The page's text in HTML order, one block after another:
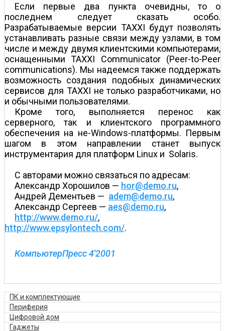
Если первые два пункта очевидны, то о
последнем следует сказать особо.
Разрабатываемые версии TAXXI будут позволять
устанавливать разные связи между узлами, в том
числе и между двумя клиентскими компьютерами,
оснащенными TAXXI Communicator (Peer-to-Peer
communications). Мы надеемся также поддержать
возможность создания подобных динамических
сервисов для TAXXI не только разработчиками, но
и обычными пользователями.
Кроме того, выполняется перенос как
серверного, так и клиентского программного
обеспечения на не-Windows-платформы. Первым
шагом в этом направлении станет выпуск
инструментария для платформ Linux и Solaris.
С авторами можно связаться по адресам:
Александр Хорошилов — hor@demo.ru,
Андрей Дементьев — adem@demo.ru,
Александр Сергеев — aes@demo.ru,
http://www.demo.ru/,
http://www.epsylontech.com/.
КомпьютерПресс 4'2001
ПК и комплектующие
Периферия
Цифровой дом
Гаджеты